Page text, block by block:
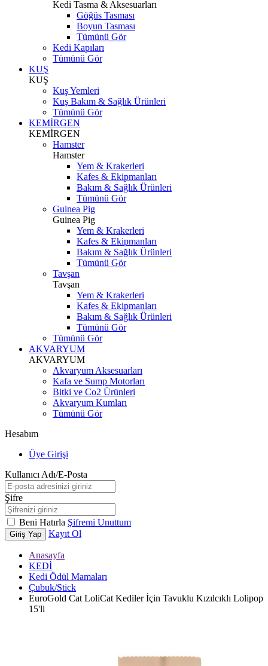
Kedi Tasma & Aksesuarları
Göğüs Tasması
Boyun Tasması
Tümünü Gör
Kedi Kapıları
Tümünü Gör
KUŞ
KUŞ
Kuş Yemleri
Kuş Bakım & Sağlık Ürünleri
Tümünü Gör
KEMİRGEN
KEMİRGEN
Hamster
Hamster
Yem & Krakerleri
Kafes & Ekipmanları
Bakım & Sağlık Ürünleri
Tümünü Gör
Guinea Pig
Guinea Pig
Yem & Krakerleri
Kafes & Ekipmanları
Bakım & Sağlık Ürünleri
Tümünü Gör
Tavşan
Tavşan
Yem & Krakerleri
Kafes & Ekipmanları
Bakım & Sağlık Ürünleri
Tümünü Gör
Tümünü Gör
AKVARYUM
AKVARYUM
Akvaryum Aksesuarları
Kafa ve Sump Motorları
Bitki ve Co2 Ürünleri
Akvaryum Kumları
Tümünü Gör
Hesabım
Üye Girişi
Kullanıcı Adı/E-Posta
Şifre
Beni Hatırla Şifremi Unuttum
Giriş Yap Kayıt Ol
Anasayfa
KEDİ
Kedi Ödül Mamaları
Çubuk/Stick
EuroGold Cat LoliCat Kediler İçin Tavuklu Kızılcıklı Lolipop
15'li